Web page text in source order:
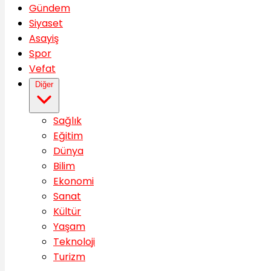
Gündem
Siyaset
Asayiş
Spor
Vefat
Diğer
Sağlık
Eğitim
Dünya
Bilim
Ekonomi
Sanat
Kültür
Yaşam
Teknoloji
Turizm